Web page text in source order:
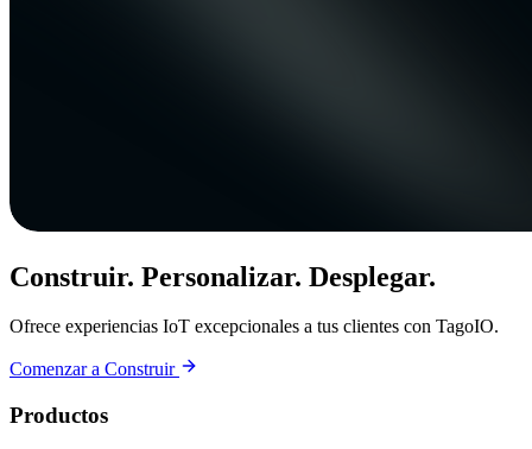
Construir. Personalizar. Desplegar.
Ofrece experiencias IoT excepcionales a tus clientes con TagoIO.
Comenzar a Construir
Productos